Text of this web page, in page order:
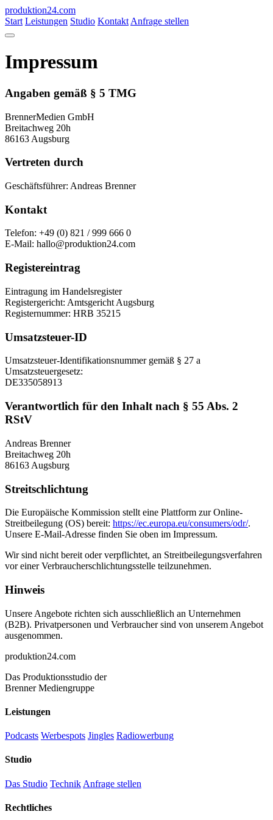
produktion24.com
Start Leistungen Studio Kontakt Anfrage stellen
Impressum
Angaben gemäß § 5 TMG
BrennerMedien GmbH
Breitachweg 20h
86163 Augsburg
Vertreten durch
Geschäftsführer: Andreas Brenner
Kontakt
Telefon: +49 (0) 821 / 999 666 0
E-Mail: hallo@produktion24.com
Registereintrag
Eintragung im Handelsregister
Registergericht: Amtsgericht Augsburg
Registernummer: HRB 35215
Umsatzsteuer-ID
Umsatzsteuer-Identifikationsnummer gemäß § 27 a
Umsatzsteuergesetz:
DE335058913
Verantwortlich für den Inhalt nach § 55 Abs. 2
RStV
Andreas Brenner
Breitachweg 20h
86163 Augsburg
Streitschlichtung
Die Europäische Kommission stellt eine Plattform zur Online-
Streitbeilegung (OS) bereit: https://ec.europa.eu/consumers/odr/.
Unsere E-Mail-Adresse finden Sie oben im Impressum.
Wir sind nicht bereit oder verpflichtet, an Streitbeilegungsverfahren
vor einer Verbraucherschlichtungsstelle teilzunehmen.
Hinweis
Unsere Angebote richten sich ausschließlich an Unternehmen
(B2B). Privatpersonen und Verbraucher sind von unserem Angebot
ausgenommen.
produktion24.com
Das Produktionsstudio der
Brenner Mediengruppe
Leistungen
Podcasts Werbespots Jingles Radiowerbung
Studio
Das Studio Technik Anfrage stellen
Rechtliches